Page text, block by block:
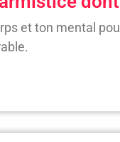
et ton mental